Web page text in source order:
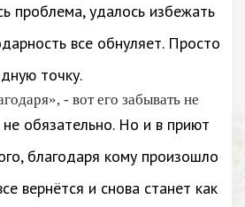
проблема, удалось избежать
все обнуляет. Просто
точку.
- вот его забывать не
обязательно. Но и в приют
благодаря кому произошло
вернётся и снова станет как